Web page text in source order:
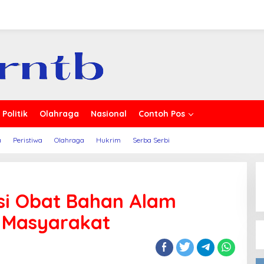
Politik Olahraga Nasional Contoh Pos
Peristiwa Olahraga Hukrim Serba Serbi
Obat Bahan Alam